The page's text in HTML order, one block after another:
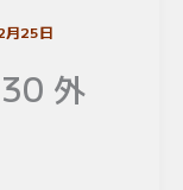
25日
外